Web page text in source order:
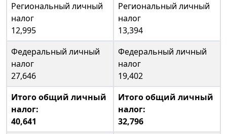
Региональный личный
налог
12,995
Региональный личный
налог
13,394
Федеральный личный
налог
27,646
Федеральный личный
налог
19,402
Итого общий личный
налог:
40,641
Итого общий личный
налог:
32,796